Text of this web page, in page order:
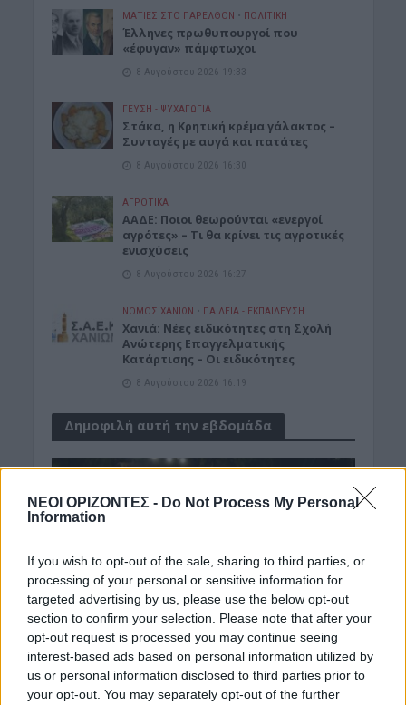
ΝΕΟΙ ΟΡΙΖΟΝΤΕΣ - Do Not Process My Personal
Information
If you wish to opt-out of the sale, sharing to third parties, or
processing of your personal or sensitive information for
targeted advertising by us, please use the below opt-out
section to confirm your selection. Please note that after your
opt-out request is processed you may continue seeing
interest-based ads based on personal information utilized by
us or personal information disclosed to third parties prior to
your opt-out. You may separately opt-out of the further
ΜΑΤΙΕΣ ΣΤΟ ΠΑΡΕΛΘΟΝ • ΠΟΛΙΤΙΚΗ
Έλληνες πρωθυπουργοί που
«έφυγαν» πάμφτωχοι
8 Αυγούστου 2026 19:33
ΓΕΎΣΗ - ΨΥΧΑΓΩΓΊΑ
Στάκα, η Κρητική κρέμα γάλακτος –
Συνταγές με αυγά και πατάτες
8 Αυγούστου 2026 16:30
ΑΓΡΟΤΙΚΑ
ΑΑΔΕ: Ποιοι θεωρούνται «ενεργοί
αγρότες» – Τι θα κρίνει τις αγροτικές
ενισχύσεις
8 Αυγούστου 2026 16:27
ΝΟΜΌΣ ΧΑΝΊΩΝ • ΠΑΙΔΕΙΑ - ΕΚΠΑΙΔΕΥΣΗ
Χανιά: Νέες ειδικότητες στη Σχολή
Ανώτερης Επαγγελματικής
Κατάρτισης – Οι ειδικότητες
8 Αυγούστου 2026 16:19
Δημοφιλή αυτή την εβδομάδα